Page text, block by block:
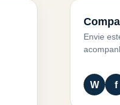
Envie
W f